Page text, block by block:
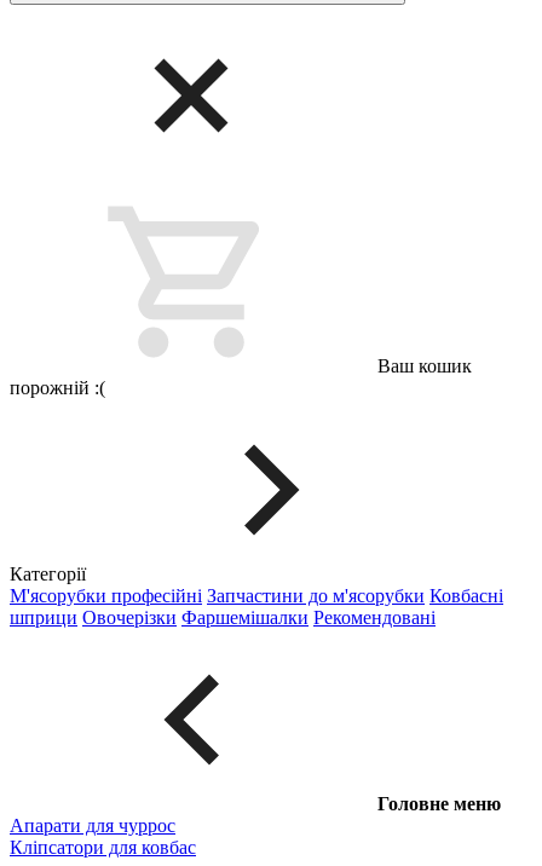
Ваш кошик
порожній :(
Категорії
М'ясорубки професійні Запчастини до м'ясорубки Ковбасні
шприци Овочерізки Фаршемішалки Рекомендовані
Головне меню
Апарати для чуррос
Кліпсатори для ковбас